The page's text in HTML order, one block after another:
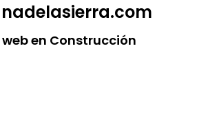
en Construcción